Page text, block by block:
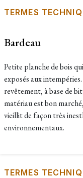
TERMES
Bardeau
Petite planche de bois
exposés aux
revêtement, à base de
matériau est bon
vieillit de façon très
environnementaux.
TERMES